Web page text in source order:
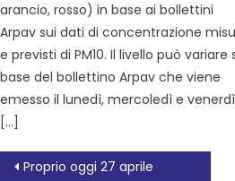
arancio, rosso) in base ai bollettini
Arpav sui dati di concentrazione
e previsti di PM10. Il livello può variare
base del bollettino Arpav che viene
emesso il lunedì, mercoledì e
[…]
Proprio oggi 27 aprile